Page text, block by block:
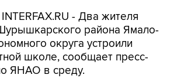
- Два жителя
района Ямало-
округа устроили
школе, сообщает пресс-
ЯНАО в среду.